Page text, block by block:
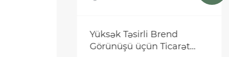
Yüksək Təsirli Brend
Görünüşü üçün Ticarət